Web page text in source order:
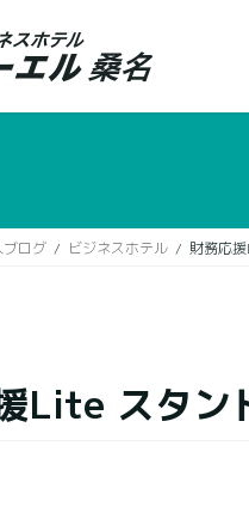
ブログ ビジネスホテル 財務応
Lite スタン